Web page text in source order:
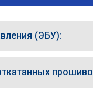
(ЭБУ):